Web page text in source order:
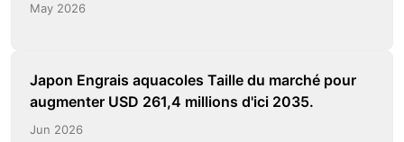
May 2026
Japon Engrais aquacoles Taille du marché pour
augmenter USD 261,4 millions d'ici 2035.
Jun 2026